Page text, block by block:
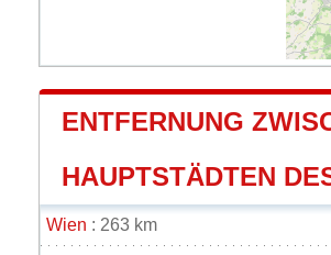
ENTFERNUNG
HAUPTSTÄDTEN
Wien : 263 km